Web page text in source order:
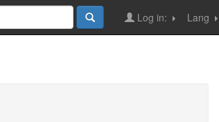
Lang
Log in: